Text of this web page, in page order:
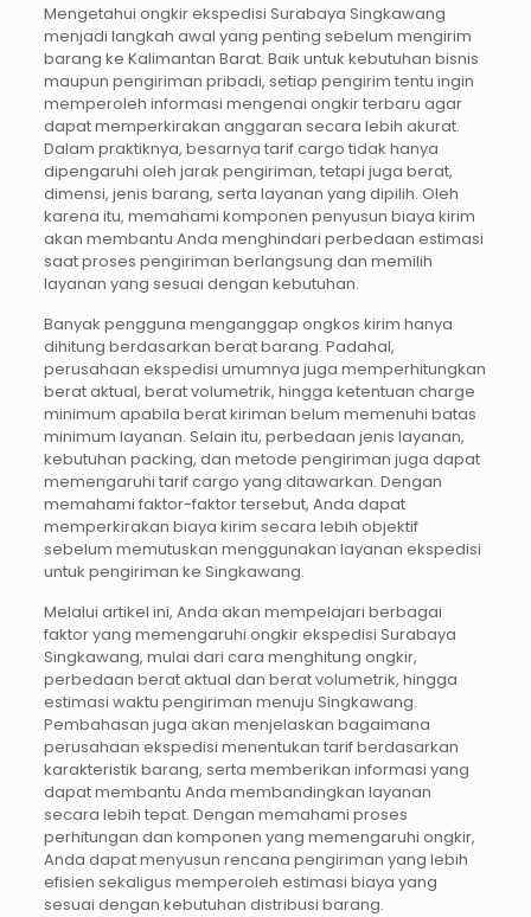
Mengetahui ongkir ekspedisi Surabaya Singkawang
menjadi langkah awal yang penting sebelum mengirim
barang ke Kalimantan Barat. Baik untuk kebutuhan bisnis
maupun pengiriman pribadi, setiap pengirim tentu ingin
memperoleh informasi mengenai ongkir terbaru agar
dapat memperkirakan anggaran secara lebih akurat.
Dalam praktiknya, besarnya tarif cargo tidak hanya
dipengaruhi oleh jarak pengiriman, tetapi juga berat,
dimensi, jenis barang, serta layanan yang dipilih. Oleh
karena itu, memahami komponen penyusun biaya kirim
akan membantu Anda menghindari perbedaan estimasi
saat proses pengiriman berlangsung dan memilih
layanan yang sesuai dengan kebutuhan.
Banyak pengguna menganggap ongkos kirim hanya
dihitung berdasarkan berat barang. Padahal,
perusahaan ekspedisi umumnya juga memperhitungkan
berat aktual, berat volumetrik, hingga ketentuan charge
minimum apabila berat kiriman belum memenuhi batas
minimum layanan. Selain itu, perbedaan jenis layanan,
kebutuhan packing, dan metode pengiriman juga dapat
memengaruhi tarif cargo yang ditawarkan. Dengan
memahami faktor-faktor tersebut, Anda dapat
memperkirakan biaya kirim secara lebih objektif
sebelum memutuskan menggunakan layanan ekspedisi
untuk pengiriman ke Singkawang.
Melalui artikel ini, Anda akan mempelajari berbagai
faktor yang memengaruhi ongkir ekspedisi Surabaya
Singkawang, mulai dari cara menghitung ongkir,
perbedaan berat aktual dan berat volumetrik, hingga
estimasi waktu pengiriman menuju Singkawang.
Pembahasan juga akan menjelaskan bagaimana
perusahaan ekspedisi menentukan tarif berdasarkan
karakteristik barang, serta memberikan informasi yang
dapat membantu Anda membandingkan layanan
secara lebih tepat. Dengan memahami proses
perhitungan dan komponen yang memengaruhi ongkir,
Anda dapat menyusun rencana pengiriman yang lebih
efisien sekaligus memperoleh estimasi biaya yang
sesuai dengan kebutuhan distribusi barang.